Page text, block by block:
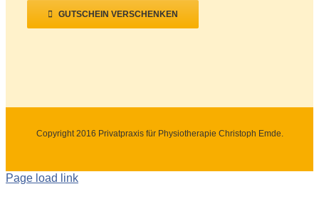
GUTSCHEIN VERSCHENKEN
Copyright 2016 Privatpraxis für Physiotherapie Christoph Emde.
Page load link